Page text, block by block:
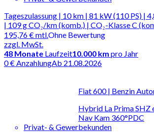
Tageszulassung | 10 km | 81 kW (110 PS) |
| 109 g CO₂/km (komb.) | CO₂-Klasse C
195,76 €mtl.
zzgl. MwSt.
Ohne Bewertung
48 Monate Laufzeit10.000 km pro Jahr
0 € AnzahlungAb 21.08.2026
Fiat 600 | Benzin
Hybrid La Prima SHZ
Nav Kam 360°PDC
Privat- & Gewerbekunden